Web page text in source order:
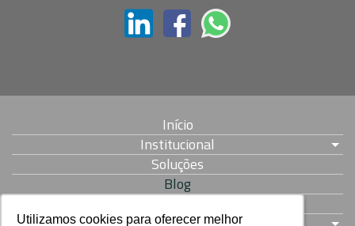
Utilizamos cookies para oferecer melhor
Utilizamos cookies para oferecer melhor
Início
Institucional
Soluções
Blog